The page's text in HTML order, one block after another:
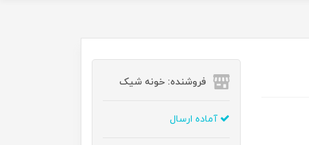
فروشنده: خونه شیک
آماده ارسال